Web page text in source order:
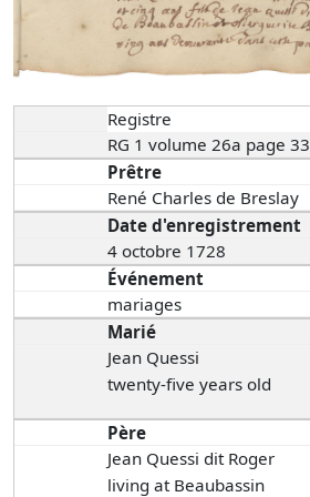
Registre
RG 1 volume 26a page 33
Prêtre
René Charles de Breslay
Date d'enregistrement
4 octobre 1728
Événement
mariages
Marié
Jean Quessi
twenty-five years old
Père
Jean Quessi dit Roger
living at Beaubassin